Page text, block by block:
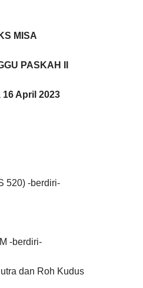
MISA
PASKAH II
16 April 2023
520) -berdiri-
-berdiri-
dan Roh Kudus